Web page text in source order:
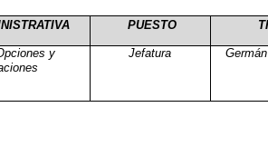
PUESTO
y
Jefatura